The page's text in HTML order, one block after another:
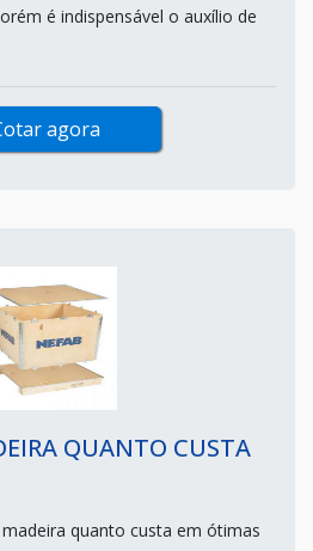
é indispensável o auxílio de
agora
QUANTO CUSTA
quanto custa em ótimas